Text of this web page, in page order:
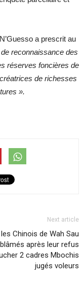
a prescrit au
reconnaissance des
réserves foncières de
de richesses
».
Next article
Chinois de Wah Sau
blâmés après leur refus
2 cadres Mbochis
jugés voleurs